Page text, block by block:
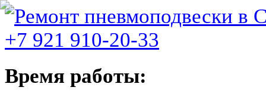
+7 921 910-20-33
Время работы: